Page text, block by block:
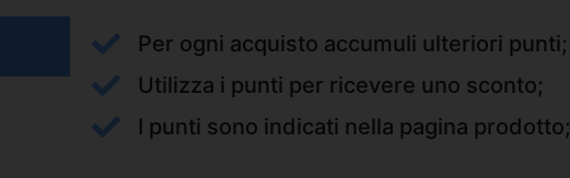
Per ogni acquisto accumuli ulteriori punti;
Utilizza i punti per ricevere uno sconto;
I punti sono indicati nella pagina prodotto;